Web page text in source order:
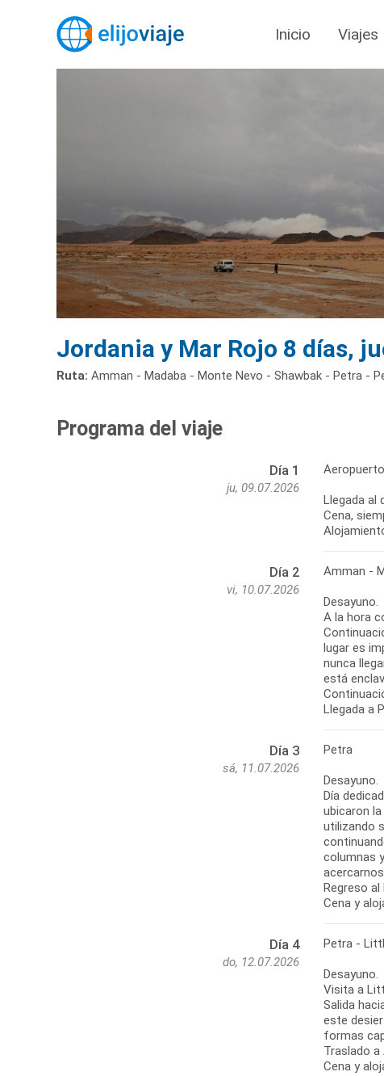
Inicio Viajes
Jordania y Mar Rojo 8 días,
Ruta: Amman - Madaba - Monte Nevo - Shawbak - Petra -
Programa del viaje
Día 1
ju, 09.07.2026
Llegada al
Cena,
Día 2
vi, 10.07.2026
Amman -
Desayuno.
A la hora
lugar es
nunca
está
Llegada a
Día 3
sá, 11.07.2026
Petra
Desayuno.
Día
ubicaron
utilizando
columnas
Regreso al
Cena y
Día 4
do, 12.07.2026
Petra -
Desayuno.
Visita a
Salida
este
formas
Traslado a
Cena y